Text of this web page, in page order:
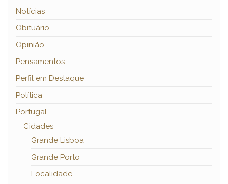
Notícias
Obituário
Opinião
Pensamentos
Perfil em Destaque
Política
Portugal
Cidades
Grande Lisboa
Grande Porto
Localidade